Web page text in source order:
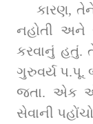
કારણ,
નહોતી અને
કરવાનું હતું.
ગુરુવર્ય પ.પૂ.
જતા. એક
સેવાની